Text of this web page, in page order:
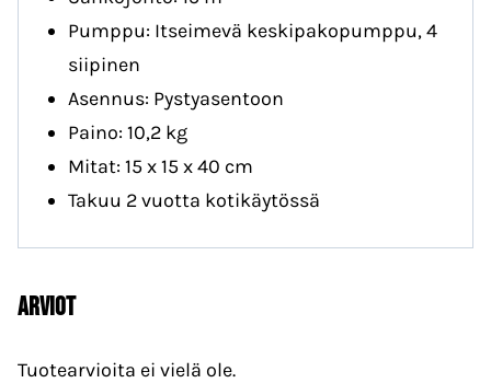
Pumppu: Itseimevä keskipakopumppu, 4
siipinen
Asennus: Pystyasentoon
Paino: 10,2 kg
Mitat: 15 x 15 x 40 cm
Takuu 2 vuotta kotikäytössä
Arviot
Tuotearvioita ei vielä ole.